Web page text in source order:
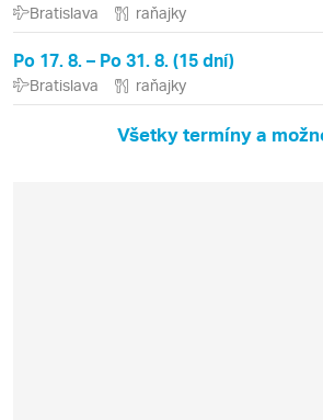
Bratislava raňajky
Po 17. 8. – Po 31. 8. (15 dní)
Bratislava raňajky
Všetky termíny a